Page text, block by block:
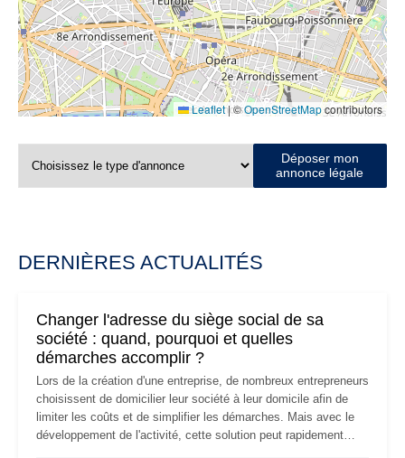
Leaflet|©OpenStreetMapcontributors
Déposer mon
annonce légale
DERNIÈRES ACTUALITÉS
Changer l'adresse du siège social de sa
société : quand, pourquoi et quelles
démarches accomplir ?
Lors de la création d'une entreprise, de nombreux entrepreneurs
choisissent de domicilier leur société à leur domicile afin de
limiter les coûts et de simplifier les démarches. Mais avec le
développement de l'activité, cette solution peut rapidement